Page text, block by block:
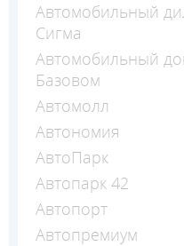
Автомобильный
Сигма
Автомобильный
Базовом
Автомолл
Автономия
АвтоПарк
Автопарк 42
Автопорт
Автопремиум